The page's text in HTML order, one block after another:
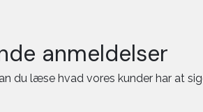
anmeldelser
du læse hvad vores kunder har at